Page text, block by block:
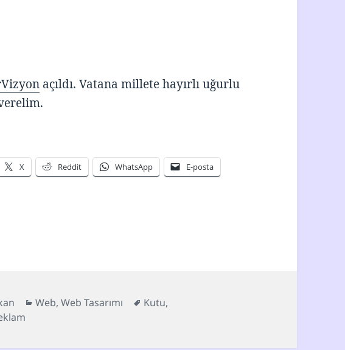
açıldı. Vatana millete hayırlı uğurlu
X Reddit WhatsApp E-posta
Kategoriler
Web,Web Tasarımı Etiketler
Kutu,